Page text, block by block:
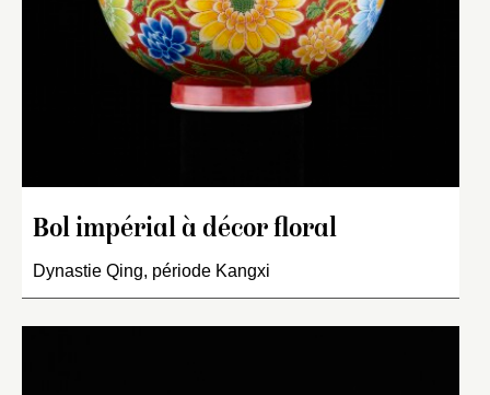
Bol impérial à décor floral
Dynastie Qing, période Kangxi